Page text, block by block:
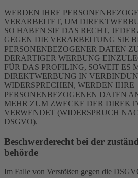
WERDEN IHRE
VERARBEITET, UM
SO HABEN SIE DAS RECHT,
GEGEN DIE VERARBEITUNG SIE
PERSONENBEZOGENER DATEN
DERARTIGER WERBUNG
FÜR DAS PROFILING, SOWEIT ES
DIREKTWERBUNG IN
WIDERSPRECHEN, WERDEN IHRE
PERSONENBEZOGENEN DATEN
MEHR ZUM ZWECKE DER
VERWENDET (WIDERSPRUCH
DSGVO).
Beschwerde­recht bei der
behörde
Im Falle von Verstößen gegen die